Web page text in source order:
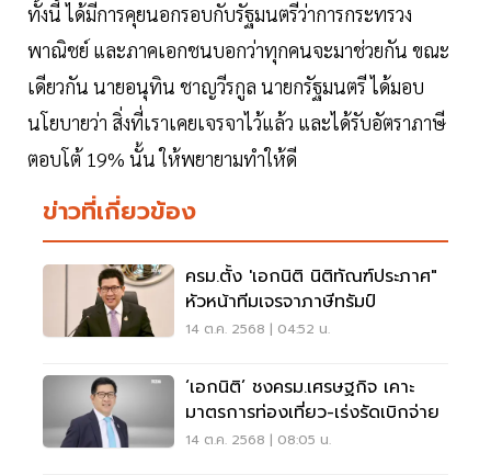
ทั้งนี้ ได้มีการคุยนอกรอบกับรัฐมนตรีว่าการกระทรวง
พาณิชย์ และภาคเอกชนบอกว่าทุกคนจะมาช่วยกัน ขณะ
เดียวกัน นายอนุทิน ชาญวีรกูล นายกรัฐมนตรี ได้มอบ
นโยบายว่า สิ่งที่เราเคยเจรจาไว้แล้ว และได้รับอัตราภาษี
ตอบโต้ 19% นั้น ให้พยายามทำให้ดี
ข่าวที่เกี่ยวข้อง
ครม.ตั้ง 'เอกนิติ นิติทัณฑ์ประภาศ"
หัวหน้าทีมเจรจาภาษีทรัมป์
14 ต.ค. 2568 | 04:52 น.
‘เอกนิติ’ ชงครม.เศรษฐกิจ เคาะ
มาตรการท่องเที่ยว-เร่งรัดเบิกจ่าย
14 ต.ค. 2568 | 08:05 น.